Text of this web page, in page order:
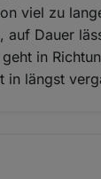
viel zu
Dauer
in
längst